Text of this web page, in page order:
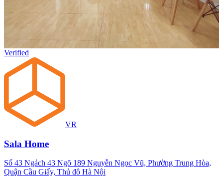
Verified
VR
Sala Home
Số 43 Ngách 43 Ngõ 189 Nguyễn Ngọc Vũ, Phường Trung Hòa,
Quận Cầu Giấy, Thủ đô Hà Nội